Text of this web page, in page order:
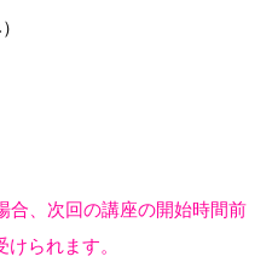
、次回の講座の開始時間前
られます。